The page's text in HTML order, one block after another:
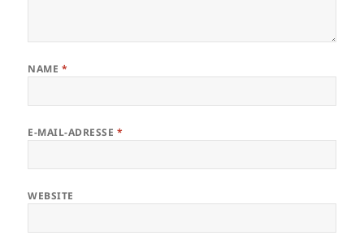
NAME *
E-MAIL-ADRESSE *
WEBSITE